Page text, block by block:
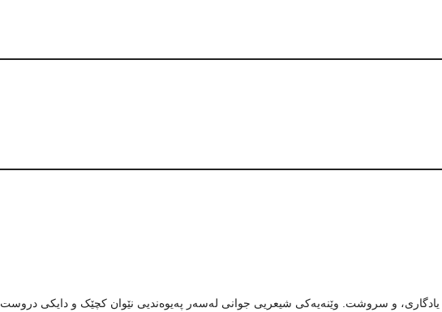
و سروشت. وێنەیەكی شیعریی جوانی لەسەر پەیوەندیی نێوان کچێک و دایکی دروست